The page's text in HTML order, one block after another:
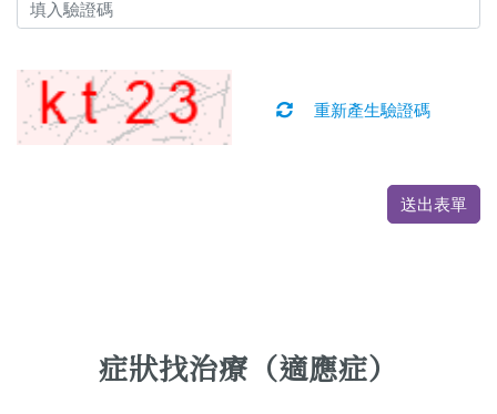
重新產生驗證碼
送出表單
症狀找治療（適應症）